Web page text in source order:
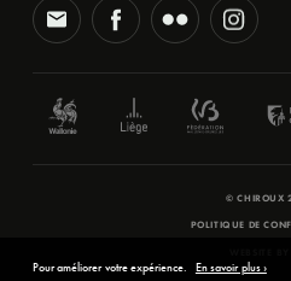
© CHIROUX
POLITIQUE DE
Pour améliorer votre expérience. En savoir plus ›